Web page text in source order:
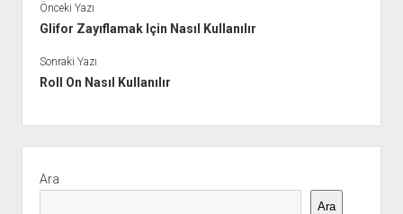
Önceki Yazı
Glifor Zayıflamak Için Nasıl Kullanılır
Sonraki Yazı
Roll On Nasıl Kullanılır
Menü
Ara
Ara